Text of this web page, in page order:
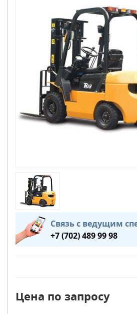
Связь с ведущим
+7 (702) 489 99 98
Цена по запросу